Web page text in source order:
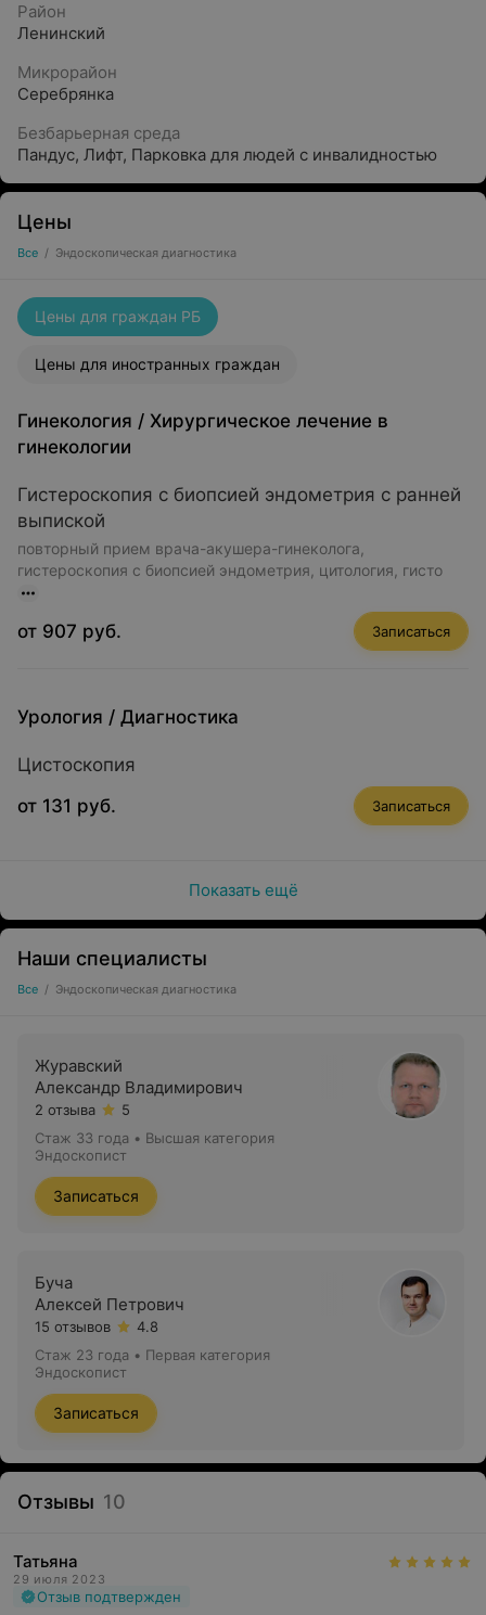
Район
Ленинский
Микрорайон
Серебрянка
Безбарьерная среда
Пандус, Лифт, Парковка для людей с инвалидностью
Цены
Все / Эндоскопическая диагностика
Цены для граждан РБ
Цены для иностранных граждан
Гинекология / Хирургическое лечение в
гинекологии
Гистероскопия с биопсией эндометрия с ранней
выпиской
повторный прием врача-акушера-гинеколога,
гистероскопия с биопсией эндометрия, цитология, гисто
от 907 руб. Записаться
Урология / Диагностика
Цистоскопия
от 131 руб.
Записаться
Показать ещё
Наши специалисты
Все / Эндоскопическая диагностика
Журавский
Александр Владимирович
2 отзыва
5
Стаж 33 года • Высшая категория
Эндоскопист
Записаться
Буча
Алексей Петрович
15 отзывов
4.8
Стаж 23 года • Первая категория
Эндоскопист
Записаться
Отзывы 10
Татьяна
29 июля 2023
Отзыв подтвержден